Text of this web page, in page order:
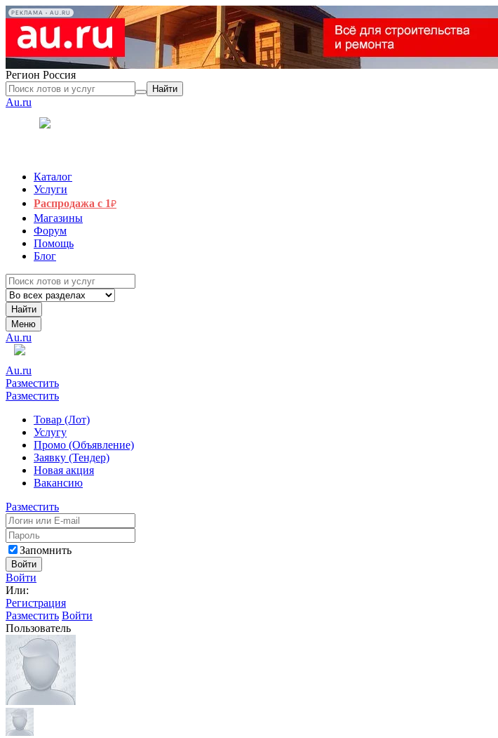
РЕКЛАМА • AU.RU
Регион Россия
Найти
Au.ru
Каталог
Услуги
Распродажа с 1₽
Магазины
Форум
Помощь
Блог
Найти
Меню
Au.ru
Au.ru
Разместить
Разместить
Товар (Лот)
Услугу
Промо (Объявление)
Заявку (Тендер)
Новая акция
Вакансию
Разместить
Запомнить
Войти
Войти
Или:
Регистрация
Разместить Войти
Пользователь